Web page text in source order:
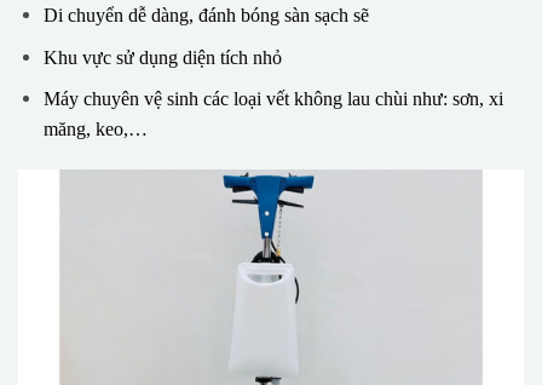
Di chuyển dễ dàng, đánh bóng sàn sạch sẽ
Khu vực sử dụng diện tích nhỏ
Máy chuyên vệ sinh các loại vết không lau chùi như: sơn, xi
măng, keo,…